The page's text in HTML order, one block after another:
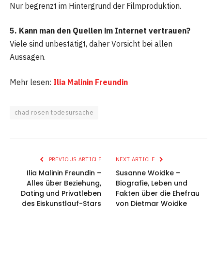
Nur begrenzt im Hintergrund der Filmproduktion.
5. Kann man den Quellen im Internet vertrauen?
Viele sind unbestätigt, daher Vorsicht bei allen
Aussagen.
Mehr lesen: Ilia Malinin Freundin
chad rosen todesursache
PREVIOUS ARTICLE
Ilia Malinin Freundin –
Alles über Beziehung,
Dating und Privatleben
des Eiskunstlauf-Stars
NEXT ARTICLE
Susanne Woidke –
Biografie, Leben und
Fakten über die Ehefrau
von Dietmar Woidke